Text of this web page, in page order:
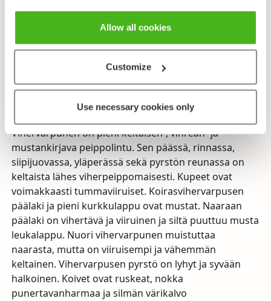
Allow all cookies
Customize
Use necessary cookies only
Venähtänyt ”tsvii” muistuttaa keinun kitinää. Laulu
nopeaa, pingottunutta viserrystä.
Uhanalaisuus
Vihervarpunen on pieni keltaisen-, vihreän- ja
mustankirjava peippolintu. Sen päässä, rinnassa,
siipijuovassa, yläperässä sekä pyrstön reunassa on
keltaista lähes viherpeippomaisesti. Kupeet ovat
voimakkaasti tummaviiruiset. Koirasvihervarpusen
päälaki ja pieni kurkkulappu ovat mustat. Naaraan
päälaki on vihertävä ja viiruinen ja siltä puuttuu musta
leukalappu. Nuori vihervarpunen muistuttaa
naarasta, mutta on viiruisempi ja vähemmän
keltainen. Vihervarpusen pyrstö on lyhyt ja syvään
halkoinen. Koivet ovat ruskeat, nokka
punertavanharmaa ja silmän värikalvo